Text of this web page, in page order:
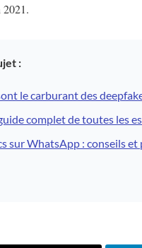
2021.
:
le carburant des
complet de toutes les
sur WhatsApp : conseils